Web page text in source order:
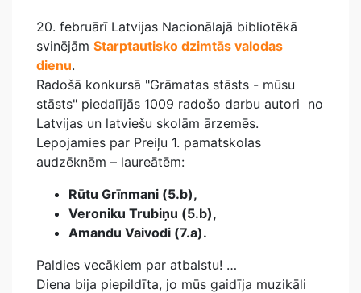
20. februārī Latvijas Nacionālajā bibliotēkā
svinējām Starptautisko dzimtās valodas
dienu.
Radošā konkursā "Grāmatas stāsts - mūsu
stāsts" piedalījās 1009 radošo darbu autori no
Latvijas un latviešu skolām ārzemēs.
Lepojamies par Preiļu 1. pamatskolas
audzēknēm – laureātēm:
Rūtu Grīnmani (5.b),
Veroniku Trubiņu (5.b),
Amandu Vaivodi (7.a).
Paldies vecākiem par atbalstu! …
Diena bija piepildīta, jo mūs gaidīja muzikāli